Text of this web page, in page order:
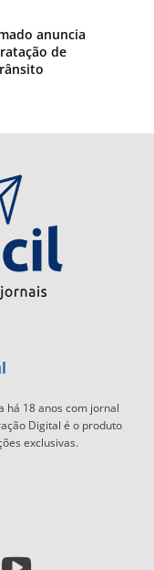
anuncia
de
há 18 anos com jornal
Digital é o produto
exclusivas.